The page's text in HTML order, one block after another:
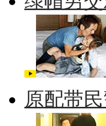
原配带